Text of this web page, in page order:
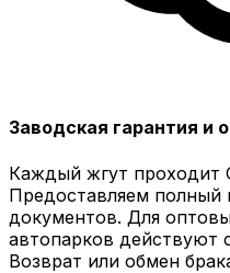
Заводская гарантия и
Каждый жгут проходит
Предоставляем полный
документов. Для
автопарков действуют
Возврат или обмен